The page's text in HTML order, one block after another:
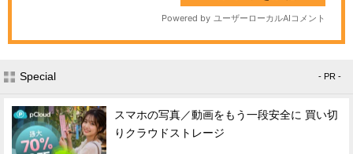
Special - PR -
スマホの写真／動画をもう一段安全に 買い切
りクラウドストレージ